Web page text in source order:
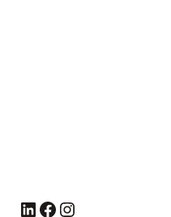
LinkedIn Facebook Instagram